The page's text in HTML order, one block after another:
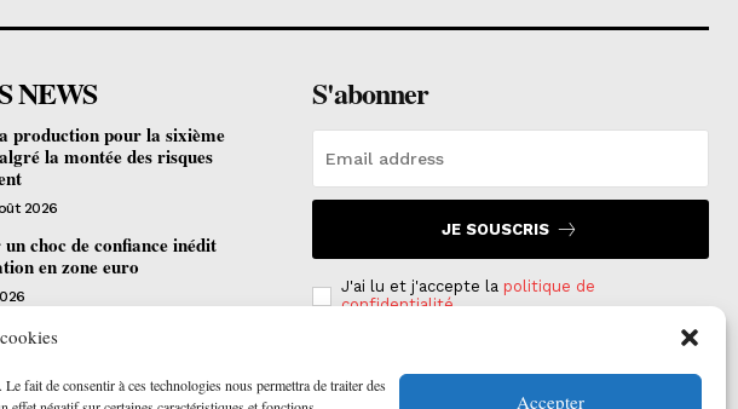
fait de consentir à ces technologies nous permettra de traiter des
Accepter
NEWS
production pour la sixième
la montée des risques
2026
choc de confiance inédit
en zone euro
revenus des sociétés cotées
2026
S'abonner
JE SOUSCRIS
J'ai lu et j'accepte la politique de
confidentialité.